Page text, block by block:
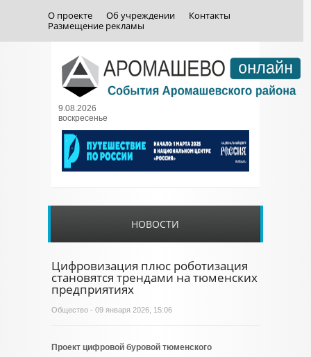
О проекте Об учреждении
Контакты
Размещение рекламы
9.08.2026
воскресенье
НОВОСТИ
Цифровизация плюс роботизация
становятся трендами на тюменских
предприятиях
Общество - 09 января 2026, 15:06
Проект цифровой буровой тюменского